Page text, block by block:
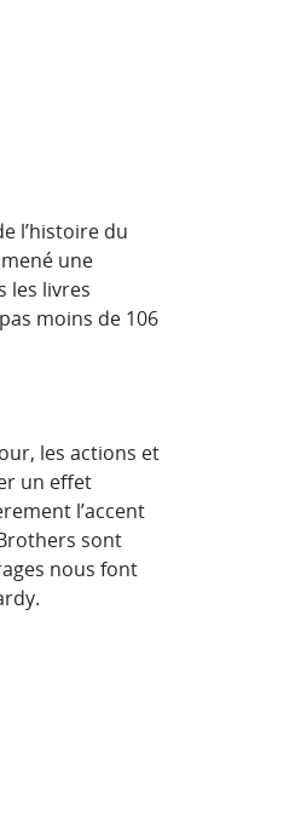
l’histoire du
une
les livres
moins de 106
les actions et
un effet
l’accent
sont
nous font